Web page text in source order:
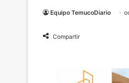
Equipo TemucoDiario
Compartir